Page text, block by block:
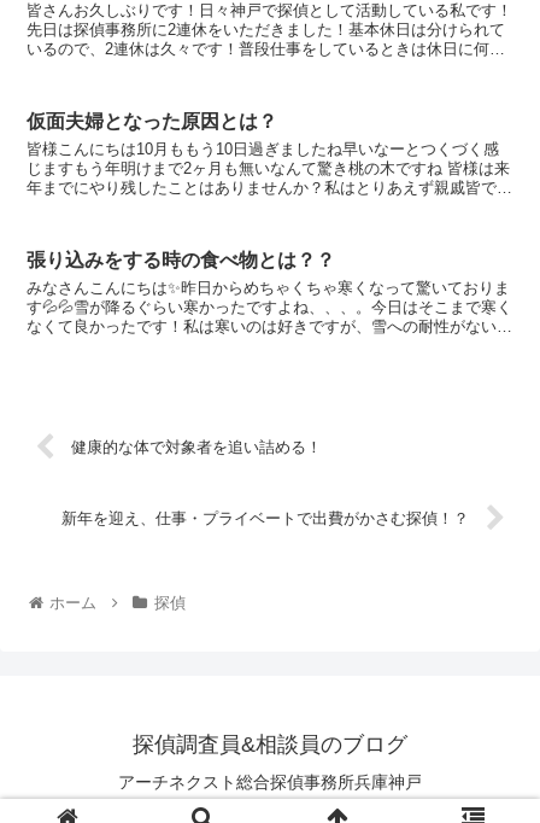
皆さんお久しぶりです！日々神戸で探偵として活動している私です！
先日は探偵事務所に2連休をいただきました！基本休日は分けられて
いるので、2連休は久々です！普段仕事をしているときは休日に何を
仮面夫婦となった原因とは？
皆様こんにちは10月ももう10日過ぎましたね早いなーとつくづく感
じますもう年明けまで2ヶ月も無いなんて驚き桃の木ですね 皆様は来
年までにやり残したことはありませんか？私はとりあえず親戚皆で会
張り込みをする時の食べ物とは？？
みなさんこんにちは✨昨日からめちゃくちゃ寒くなって驚いておりま
す💦💦雪が降るぐらい寒かったですよね、、、。今日はそこまで寒く
なくて良かったです！私は寒いのは好きですが、雪への耐性がないの
健康的な体で対象者を追い詰める！
新年を迎え、仕事・プライベートで出費がかさむ探偵！？
ホーム 探偵
探偵調査員&相談員のブログ
アーチネクスト総合探偵事務所兵庫神戸